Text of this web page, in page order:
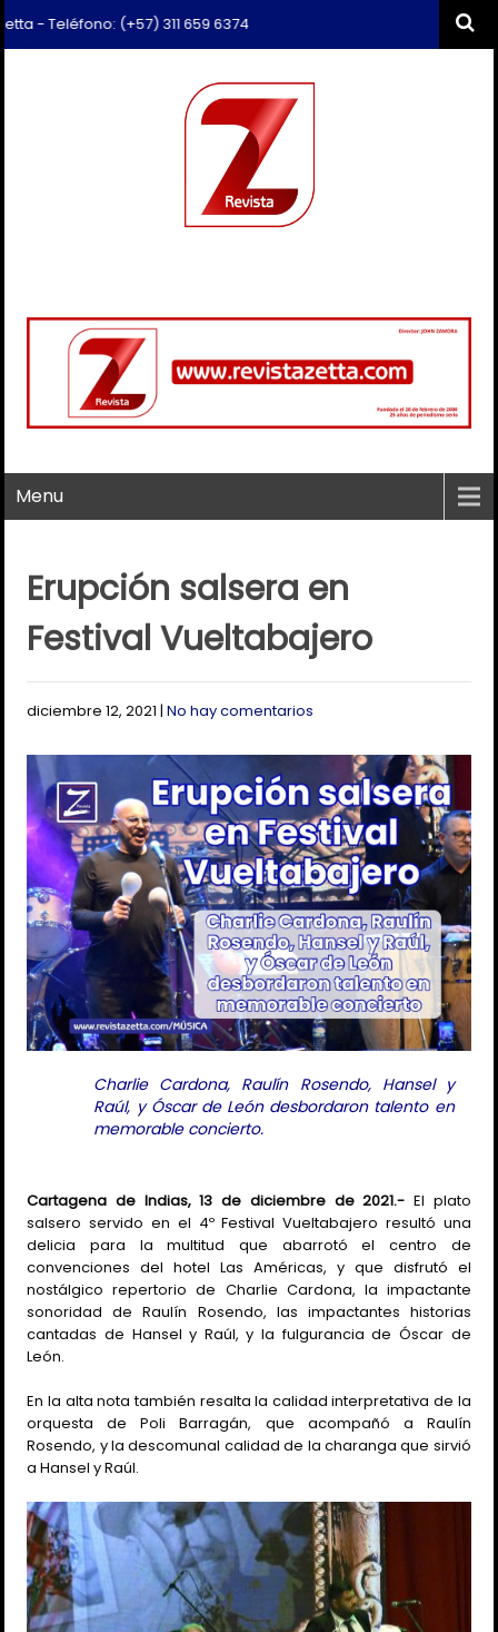
(+57) 311 659 6374 - Correo: revista.zetta@gmail.com
Menu
Erupción salsera en
Festival Vueltabajero
diciembre 12, 2021 |No hay comentarios
Charlie Cardona, Raulín Rosendo, Hansel y
Raúl, y Óscar de León desbordaron talento en
memorable concierto.
Cartagena de Indias, 13 de diciembre de 2021.- El plato
salsero servido en el 4º Festival Vueltabajero resultó una
delicia para la multitud que abarrotó el centro de
convenciones del hotel Las Américas, y que disfrutó el
nostálgico repertorio de Charlie Cardona, la impactante
sonoridad de Raulín Rosendo, las impactantes historias
cantadas de Hansel y Raúl, y la fulgurancia de Óscar de
León.
En la alta nota también resalta la calidad interpretativa de la
orquesta de Poli Barragán, que acompañó a Raulín
Rosendo, y la descomunal calidad de la charanga que sirvió
a Hansel y Raúl.